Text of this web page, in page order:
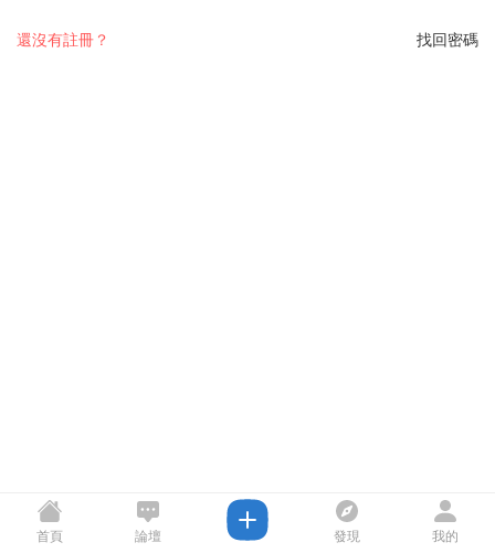
找回密碼
還沒有註冊？
首頁 論壇 發現 我的